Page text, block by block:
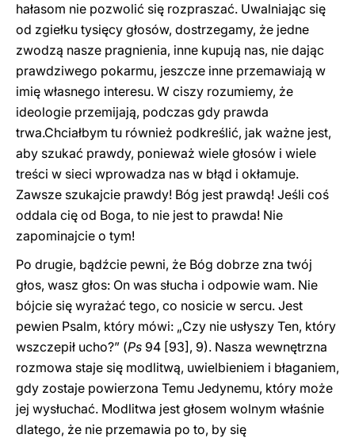
hałasom nie pozwolić się rozpraszać. Uwalniając się
od zgiełku tysięcy głosów, dostrzegamy, że jedne
zwodzą nasze pragnienia, inne kupują nas, nie dając
prawdziwego pokarmu, jeszcze inne przemawiają w
imię własnego interesu. W ciszy rozumiemy, że
ideologie przemijają, podczas gdy prawda
trwa.Chciałbym tu również podkreślić, jak ważne jest,
aby szukać prawdy, ponieważ wiele głosów i wiele
treści w sieci wprowadza nas w błąd i okłamuje.
Zawsze szukajcie prawdy! Bóg jest prawdą! Jeśli coś
oddala cię od Boga, to nie jest to prawda! Nie
zapominajcie o tym!
Po drugie, bądźcie pewni, że Bóg dobrze zna twój
głos, wasz głos: On was słucha i odpowie wam. Nie
bójcie się wyrażać tego, co nosicie w sercu. Jest
pewien Psalm, który mówi: „Czy nie usłyszy Ten, który
wszczepił ucho?” (Ps 94 [93], 9). Nasza wewnętrzna
rozmowa staje się modlitwą, uwielbieniem i błaganiem,
gdy zostaje powierzona Temu Jedynemu, który może
jej wysłuchać. Modlitwa jest głosem wolnym właśnie
dlatego, że nie przemawia po to, by się